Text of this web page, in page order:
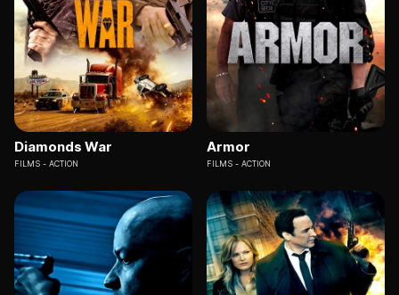
Diamonds War
FILMS ACTION
Armor
FILMS ACTION